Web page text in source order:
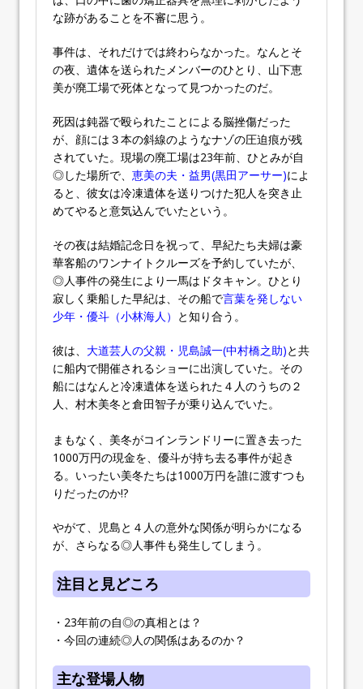
な跡があることを不審に思う。
事件は、それだけでは終わらなかった。なんとそ
の夜、遺体を送られたメンバーのひとり、山下恵
美が廃工場で死体となって見つかったのだ。
死因は鈍器で殴られたことによる脳挫傷だった
が、顔には３本の斜線のようなナゾの圧迫痕が残
されていた。現場の廃工場は23年前、ひとみが自
◎した場所で、 恵美の夫・益男(黒田アーサー)によ
ると、彼女は冷凍遺体を送りつけた犯人を突き止
めてやると意気込んでいたという。
その夜は結婚記念日を祝って、早紀たち夫婦は豪
華客船のワンナイトクルーズを予約していたが、
◎人事件の発生により一馬はドタキャン。ひとり
寂しく乗船した早紀は、その船で言葉を発しない
少年・優斗（小林海人） と知り合う。
彼は、 大道芸人の父親・児島誠一(中村橋之助)と共
に船内で開催されるショーに出演していた。その
船にはなんと冷凍遺体を送られた４人のうちの２
人、村木美冬と倉田智子が乗り込んでいた。
まもなく、美冬がコインランドリーに置き去った
1000万円の現金を、優斗が持ち去る事件が起き
る。いったい美冬たちは1000万円を誰に渡すつも
りだったのか!?
やがて、児島と４人の意外な関係が明らかになる
が、さらなる◎人事件も発生してしまう。
注目と見どころ
・23年前の自◎の真相とは？
・今回の連続◎人の関係はあるのか？
主な登場人物